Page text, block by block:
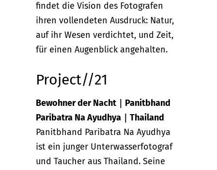
findet die Vision des Fotografen
ihren vollendeten Ausdruck: Natur,
auf ihr Wesen verdichtet, und Zeit,
für einen Augenblick angehalten.
Project//21
Bewohner der Nacht｜Panitbhand
Paribatra Na Ayudhya｜Thailand
Panitbhand Paribatra Na Ayudhya
ist ein junger Unterwasserfotograf
und Taucher aus Thailand. Seine